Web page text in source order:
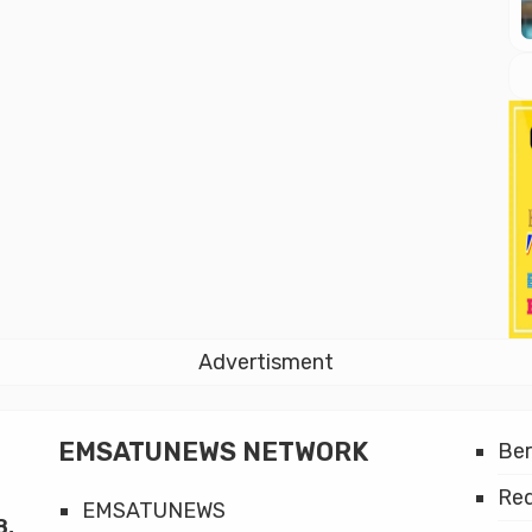
Advertisment
EMSATUNEWS NETWORK
EMSATUNEWS